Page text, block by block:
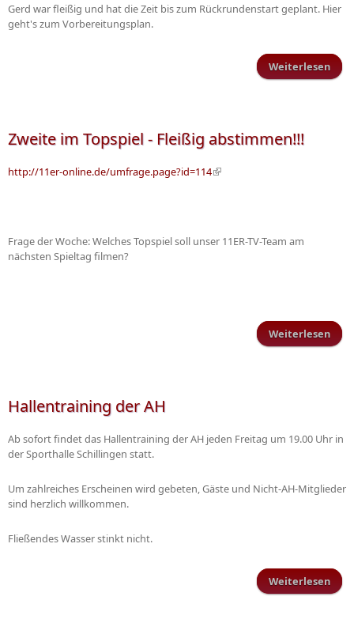
Gerd war fleißig und hat die Zeit bis zum Rückrundenstart geplant. Hier
geht's zum Vorbereitungsplan.
Weiterlesen
Zweite im Topspiel - Fleißig abstimmen!!!
http://11er-online.de/umfrage.page?id=114(Link ist extern)
Frage der Woche: Welches Topspiel soll unser 11ER-TV-Team am
nächsten Spieltag filmen?
Weiterlesen
im
Hallentraining der AH
Ab sofort findet das Hallentraining der AH jeden Freitag um 19.00 Uhr in
der Sporthalle Schillingen statt.
Um zahlreiches Erscheinen wird gebeten, Gäste und Nicht-AH-Mitglieder
sind herzlich willkommen.
Fließendes Wasser stinkt nicht.
Weiterlesen